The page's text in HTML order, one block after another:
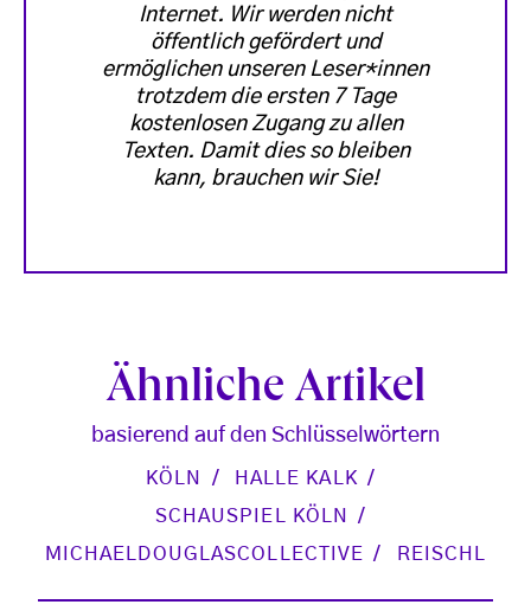
Internet. Wir werden nicht
öffentlich gefördert und
ermöglichen unseren Leser*innen
trotzdem die ersten 7 Tage
kostenlosen Zugang zu allen
Texten. Damit dies so bleiben
kann, brauchen wir Sie!
Ähnliche Artikel
basierend auf den Schlüsselwörtern
KÖLN
HALLE KALK
SCHAUSPIEL KÖLN
MICHAELDOUGLASCOLLECTIVE
REISCHL